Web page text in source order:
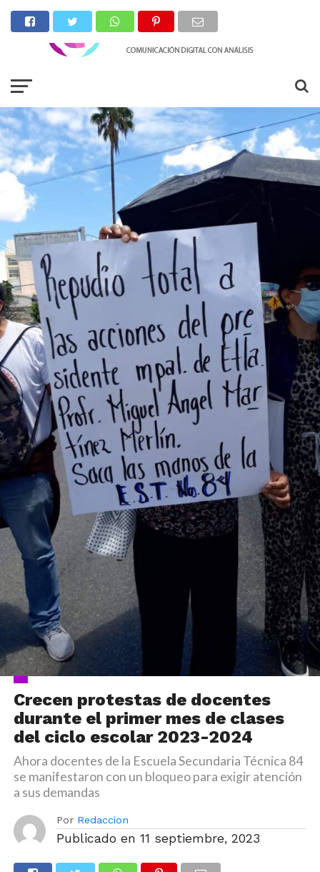
Crecen protestas de docentes
durante el primer mes de clases
del ciclo escolar 2023-2024
Ahora docentes de la Escuela Secundaria Técnica 84
se manifestaron con un bloqueo para exigir atención
a sus demandas
Por Redaccion
Publicado en 11 septiembre, 2023